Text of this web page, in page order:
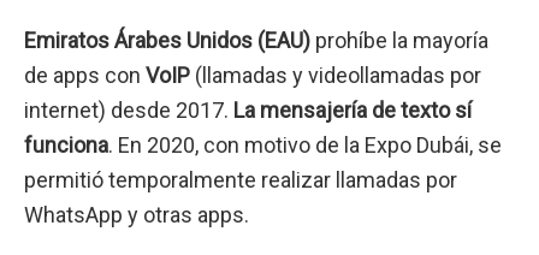
Emiratos Árabes Unidos (EAU) prohíbe la mayoría
de apps con VoIP (llamadas y videollamadas por
internet) desde 2017. La mensajería de texto sí
funciona. En 2020, con motivo de la Expo Dubái, se
permitió temporalmente realizar llamadas por
WhatsApp y otras apps.